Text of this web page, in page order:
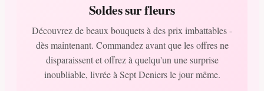
Soldes sur fleurs
Découvrez de beaux bouquets à des prix imbattables -
dès maintenant. Commandez avant que les offres ne
disparaissent et offrez à quelqu'un une surprise
inoubliable, livrée à Sept Deniers le jour même.